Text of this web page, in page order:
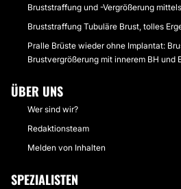
Bruststraffung und -Vergrößerung
Bruststraffung Tubuläre Brust, tolles
Pralle Brüste wieder ohne Implantat:
Brustvergrößerung mit innerem BH und
ÜBER UNS
Wer sind wir?
Redaktionsteam
Melden von Inhalten
SPEZIALISTEN